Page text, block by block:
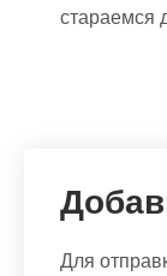
стараемся
Для